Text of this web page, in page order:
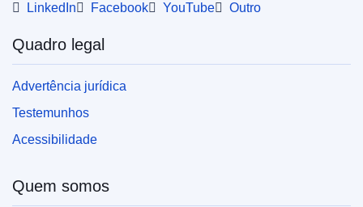
LinkedIn Facebook YouTube Outro
Quadro legal
Advertência jurídica
Testemunhos
Acessibilidade
Quem somos